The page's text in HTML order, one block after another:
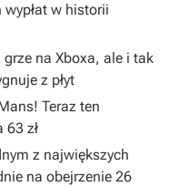
w historii
na Xboxa, ale i tak
z płyt
Teraz ten
63 zł
z największych
na obejrzenie 26